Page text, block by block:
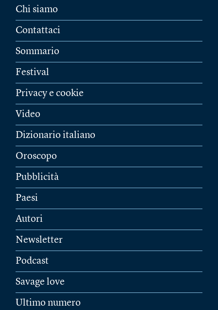
Chi siamo
Contattaci
Sommario
Festival
Privacy e cookie
Video
Dizionario italiano
Oroscopo
Pubblicità
Paesi
Autori
Newsletter
Podcast
Savage love
Ultimo numero